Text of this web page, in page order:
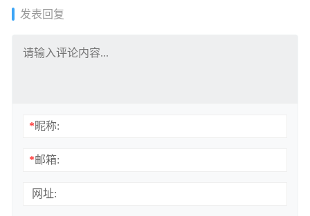
发表回复
*昵称:
*邮箱:
网址: